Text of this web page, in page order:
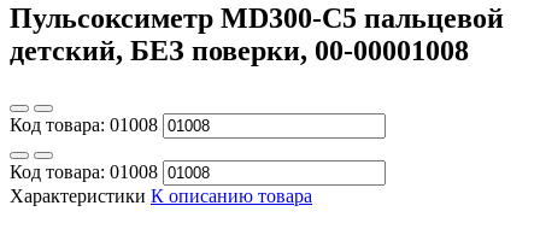
Пульсоксиметр MD300-С5 пальцевой
детский, БЕЗ поверки, 00-00001008
Код товара: 01008
Код товара: 01008
Характеристики К описанию товара